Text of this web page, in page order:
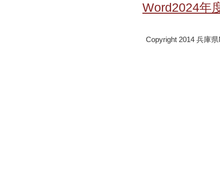
Word2024年
Copyright 2014 兵庫